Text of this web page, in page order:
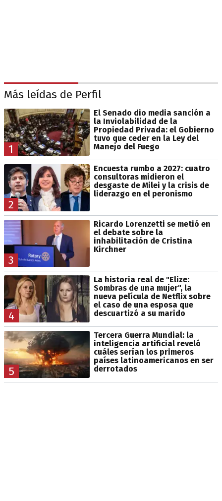
Más leídas de Perfil
1
El Senado dio media sanción a
la Inviolabilidad de la
Propiedad Privada: el Gobierno
tuvo que ceder en la Ley del
Manejo del Fuego
2
Encuesta rumbo a 2027: cuatro
consultoras midieron el
desgaste de Milei y la crisis de
liderazgo en el peronismo
3
Ricardo Lorenzetti se metió en
el debate sobre la
inhabilitación de Cristina
Kirchner
4
La historia real de "Elize:
Sombras de una mujer", la
nueva película de Netflix sobre
el caso de una esposa que
descuartizó a su marido
5
Tercera Guerra Mundial: la
inteligencia artificial reveló
cuáles serían los primeros
países latinoamericanos en ser
derrotados